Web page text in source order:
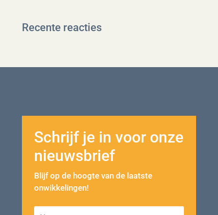
Recente reacties
Schrijf je in voor onze
nieuwsbrief
Blijf op de hoogte van de laatste
onwikkelingen!